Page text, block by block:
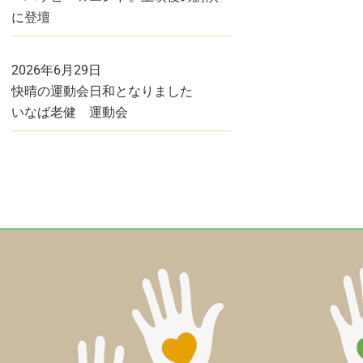
に登壇
2026年6月29日
快晴の運動会日和となりました
いなば老健 運動会